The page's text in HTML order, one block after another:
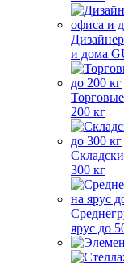
и дома
200 кг
300 кг
ярус до